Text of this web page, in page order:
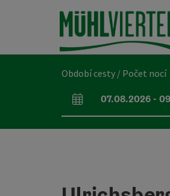
Accesskey
[0]
Navigace Accesskey
[1]
Začátek stránky Accesskey
[2]
Období cesty / Počet nocí
Pole příjezdu a odjezdu
07.08.2026-